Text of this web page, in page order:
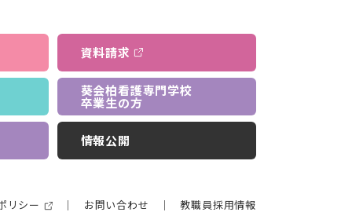
資料請求
葵会柏看護専門学校
卒業生の方
情報公開
リシー お問い合わせ 教職員採用情報